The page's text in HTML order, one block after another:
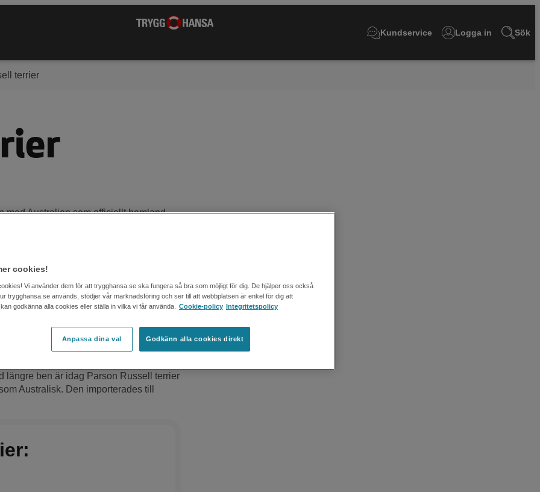
Kundservice Logga in Sök
terrier
med Australien som officiellt hemland.
i Sverige.
på 1800-talet. Han ville ta fram en
skulle fungera som grythund
längre ben är idag Parson Russell terrier
Australisk. Den importerades till
cookies!
Vi använder dem för att trygghansa.se ska fungera så bra som möjligt för dig. De hjälper oss också
trygghansa.se används, stödjer vår marknadsföring och ser till att webbplatsen är enkel för dig att
godkänna alla cookies eller ställa in vilka vi får använda.
Cookie-policy Integritetspolicy
Anpassa dina val Godkänn alla cookies direkt